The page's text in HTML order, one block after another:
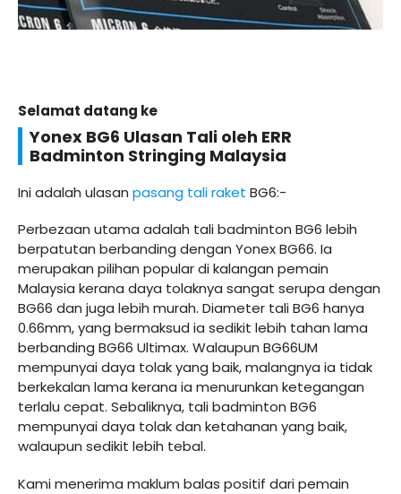
Selamat datang ke
Yonex BG6 Ulasan Tali oleh ERR
Badminton Stringing Malaysia
Ini adalah ulasan pasang tali raket BG6:-
Perbezaan utama adalah tali badminton BG6 lebih
berpatutan berbanding dengan Yonex BG66. Ia
merupakan pilihan popular di kalangan pemain
Malaysia kerana daya tolaknya sangat serupa dengan
BG66 dan juga lebih murah. Diameter tali BG6 hanya
0.66mm, yang bermaksud ia sedikit lebih tahan lama
berbanding BG66 Ultimax. Walaupun BG66UM
mempunyai daya tolak yang baik, malangnya ia tidak
berkekalan lama kerana ia menurunkan ketegangan
terlalu cepat. Sebaliknya, tali badminton BG6
mempunyai daya tolak dan ketahanan yang baik,
walaupun sedikit lebih tebal.
Kami menerima maklum balas positif dari pemain